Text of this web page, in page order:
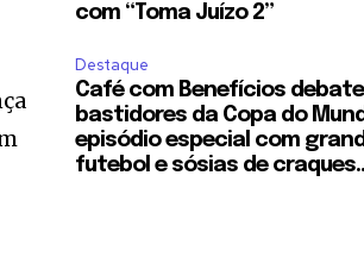
com “Toma Juízo 2”
Destaque
Café com Benefícios
bastidores da Copa do
episódio especial com
futebol e sósias de